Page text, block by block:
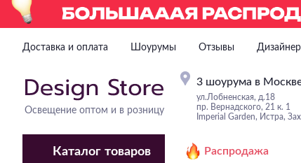
Доставка и оплата Шоурумы Отзывы
Освещение оптом и в розницу
3 шоурума в
ул.Лобненская, д.18
пр. Вернадского, 21 к. 1
Imperial Garden, Истра,
Каталог товаров Распродажа